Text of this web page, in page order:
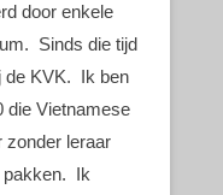
door enkele
Sinds die tijd
de KVK. Ik ben
die Vietnamese
zonder leraar
pakken. Ik